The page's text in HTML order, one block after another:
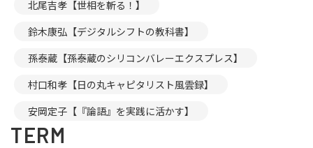
北尾吉孝【世相を斬る！】
鈴木康弘【デジタルシフトの教科書】
孫泰蔵【孫泰蔵のシリコンバレーエクスプレス】
村口和孝【日の丸キャピタリスト風雲録】
安岡定子【『論語』を実践に活かす】
TERM